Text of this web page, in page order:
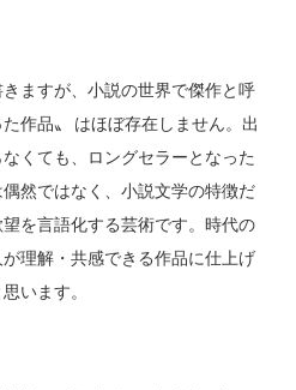
ますが、小説の世界で傑作と呼
作品〟 はほぼ存在しません。出
くても、ロングセラーとなった
然ではなく、小説文学の特徴だ
を言語化する芸術です。時代の
理解・共感できる作品に仕上げ
います。